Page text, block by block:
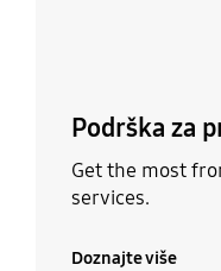
Podrška za
Get the most
services.
Doznajte više